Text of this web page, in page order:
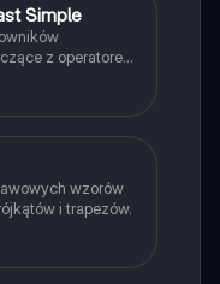
Simple
z operatorem
wzorów
i trapezów.